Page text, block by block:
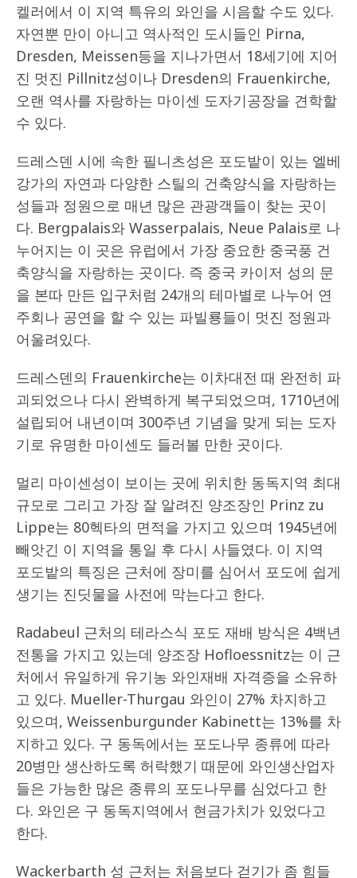
켈러에서 이 지역 특유의 와인을 시음할 수도 있다.
자연뿐 만이 아니고 역사적인 도시들인 Pirna,
Dresden, Meissen등을 지나가면서 18세기에 지어
진 멋진 Pillnitz성이나 Dresden의 Frauenkirche,
오랜 역사를 자랑하는 마이센 도자기공장을 견학할
수 있다.
드레스덴 시에 속한 필니츠성은 포도밭이 있는 엘베
강가의 자연과 다양한 스틸의 건축양식을 자랑하는
성들과 정원으로 매년 많은 관광객들이 찾는 곳이
다. Bergpalais와 Wasserpalais, Neue Palais로 나
누어지는 이 곳은 유럽에서 가장 중요한 중국풍 건
축양식을 자랑하는 곳이다. 즉 중국 카이저 성의 문
을 본따 만든 입구처럼 24개의 테마별로 나누어 연
주회나 공연을 할 수 있는 파빌룡들이 멋진 정원과
어울려있다.
드레스덴의 Frauenkirche는 이차대전 때 완전히 파
괴되었으나 다시 완벽하게 복구되었으며, 1710년에
설립되어 내년이며 300주년 기념을 맞게 되는 도자
기로 유명한 마이센도 들러볼 만한 곳이다.
멀리 마이센성이 보이는 곳에 위치한 동독지역 최대
규모로 그리고 가장 잘 알려진 양조장인 Prinz zu
Lippe는 80헥타의 면적을 가지고 있으며 1945년에
빼앗긴 이 지역을 통일 후 다시 사들였다. 이 지역
포도밭의 특징은 근처에 장미를 심어서 포도에 쉽게
생기는 진딧물을 사전에 막는다고 한다.
Radabeul 근처의 테라스식 포도 재배 방식은 4백년
전통을 가지고 있는데 양조장 Hofloessnitz는 이 근
처에서 유일하게 유기농 와인재배 자격증을 소유하
고 있다. Mueller-Thurgau 와인이 27% 차지하고
있으며, Weissenburgunder Kabinett는 13%를 차
지하고 있다. 구 동독에서는 포도나무 종류에 따라
20병만 생산하도록 허락했기 때문에 와인생산업자
들은 가능한 많은 종류의 포도나무를 심었다고 한
다. 와인은 구 동독지역에서 현금가치가 있었다고
한다.
Wackerbarth 성 근처는 처음보다 걷기가 좀 힘들